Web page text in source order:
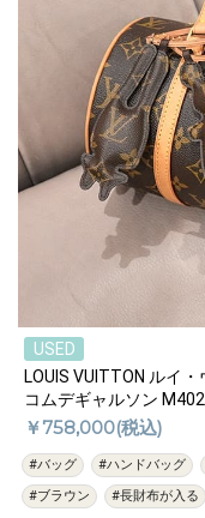
USED
LOUIS VUITTON ルイ・ヴィトン その他 モノグラム パピヨン 26
コムデギャルソン
￥758,000(税込)
#バッグ #ハンドバッグ
#ブラウン
#長財布が入る